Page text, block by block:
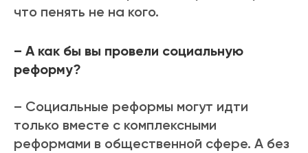
что пенять не на кого.
– А как бы вы провели социальную
реформу?
– Социальные реформы могут идти
только вместе с комплексными
реформами в общественной сфере. А без